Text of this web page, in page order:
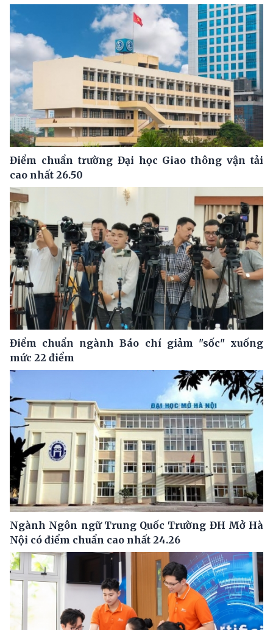
Điểm chuẩn trường Đại học Giao thông vận tải
cao nhất 26.50
Điểm chuẩn ngành Báo chí giảm "sốc" xuống
mức 22 điểm
Ngành Ngôn ngữ Trung Quốc Trường ĐH Mở Hà
Nội có điểm chuẩn cao nhất 24.26